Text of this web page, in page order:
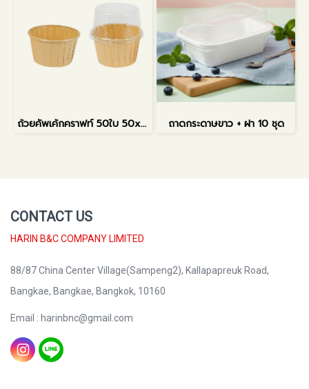
ถ้วยคัพเค้กคราฟท์ 50ใบ 50x39x68mm ถาดกระดาษขาว + ฝา 10 ชุด
CONTACT US
HARIN B&C COMPANY LIMITED
88/87 China Center Village(Sampeng2), Kallapapreuk Road,
Bangkae, Bangkae, Bangkok, 10160
Email : harinbnc@gmail.com